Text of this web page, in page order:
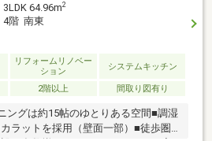
3LDK 64.96m2
4階 南東
リフォームリノベー
ション
システムキッチン
2階以上 間取り図有り
ングは約15帖のゆとりある空間■調湿
ラットを採用（壁面一部）■徒歩圏